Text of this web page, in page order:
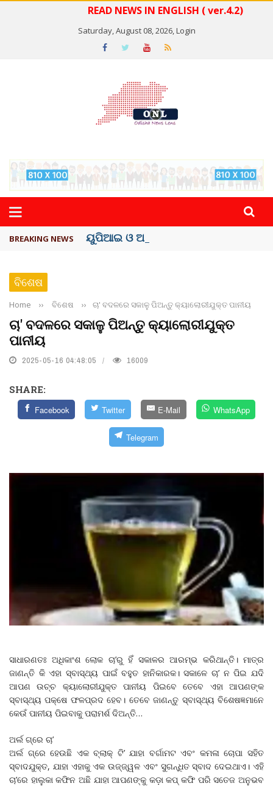
READ NEWS IN ENGLISH ( ver.4.2)
Saturday, August 08, 2026,Login
BREAKING NEWS ୟୁପିଆଇ ଓ ଅନ୍ୟାନ୍ୟ ଡିଜିଟାଲ୍ ନେଣଦେଣ ...
ବିଶେଷ
Home ›› ବିଶେଷ ›› ଚା' ବଦଳରେ ସକାଳୁ ପିଅନ୍ତୁ କ୍ୟାଲୋରୀଯୁକ୍ତ ପାନୀୟ
ଚା' ବଦଳରେ ସକାଳୁ ପିଅନ୍ତୁ କ୍ୟାଲୋରୀଯୁକ୍ତ
ପାନୀୟ
2025-05-16 04:48:05 16009
SHARE:
Facebook Twitter E-Mail WhatsApp
Telegram
ସାଧାରଣତଃ ଅଧିକାଂଶ ଲୋକ ଚା’ରୁ ହିଁ ସକାଳର ଆରମ୍ଭ କରିଥାନ୍ତି। ମାତ୍ର
ଜାଣନ୍ତି କି ଏହା ସ୍ବାସ୍ଥ୍ୟ ପାଇଁ ବହୁତ ହାନିକାରକ। ସକାଳେ ଚା’ ନ ପିଇ ଯଦି
ଆପଣ ଉଚ୍ଚ କ୍ୟାଲୋରୀଯୁକ୍ତ ପାନୀୟ ପିଇବେ ତେବେ ଏହା ଆପଣଙ୍କ
ସ୍ବାସ୍ଥ୍ୟ ପକ୍ଷେ ଫଳପ୍ରଦ ହେବ। ତେବେ ଜାଣନ୍ତୁ ସ୍ବାସ୍ଥ୍ୟ ବିଶେଷଜ୍ଞମାନେ
କେଉଁ ପାନୀୟ ପିଇବାକୁ ପରାମର୍ଶ ଦିଅନ୍ତି…
ଅର୍ଲ ଗ୍ରେ ଚା’
ଅର୍ଲ ଗ୍ରେ ହେଉଛି ଏକ ବ୍ଲାକ୍‌ ଟି’ ଯାହା ବର୍ଗାମଟ ଏବଂ କମଳା ଚୋପା ସହିତ
ସ୍ବାଦଯୁକ୍ତ, ଯାହା ଏହାକୁ ଏକ ଉଜ୍ଜ୍ୱଳ ଏବଂ ସୁଗନ୍ଧିତ ସ୍ବାଦ ଦେଇଥାଏ। ଏହି
ଚା’ରେ ହାଲୁକା କଫିନ ଅଛି ଯାହା ଆପଣଙ୍କୁ କଡ଼ା କପ୍‌ କଫି ପରି ସତେଜ ଅନୁଭବ